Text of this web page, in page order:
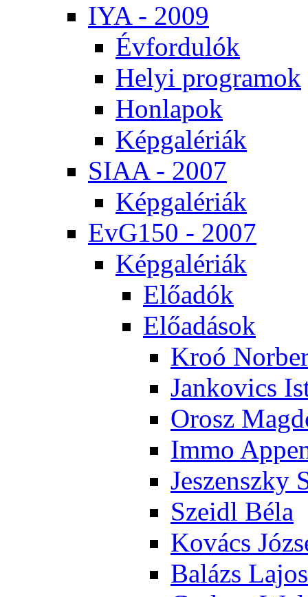
IYA - 2009
Év­for­du­lók
He­lyi prog­ra­mok
Hon­la­pok
Kép­ga­lé­ri­ák
SI­AA - 2007
Kép­ga­lé­ri­ák
EvG150 - 2007
Kép­ga­lé­ri­ák
Elő­adók
Elő­adá­sok
Kroó
Jan­ko­vics
Orosz
Im­mo
Je­szensz­ky
Szeidl Bé­la
Ko­vács
Ba­lázs La­jos